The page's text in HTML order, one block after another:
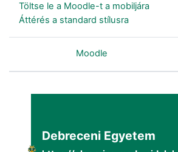
Töltse le a Moodle-t a mobiljára
Áttérés a standard stílusra
Moodle
Debreceni Egyetem